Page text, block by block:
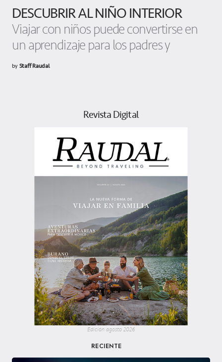
DESCUBRIR AL NIÑO INTERIOR
Viajar con niños puede convertirse en
un aprendizaje para los padres y
byStaff Raudal
Revista Digital
Edición agosto 2026
RECIENTE